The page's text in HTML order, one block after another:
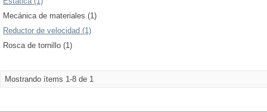
Mecánica de materiales (1)
Reductor de velocidad (1)
Rosca de tornillo (1)
Mostrando ítems 1-8 de 1